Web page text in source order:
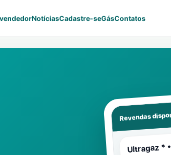
NotíciasCadastre-seGásContatos
Revendas
Ultragaz *